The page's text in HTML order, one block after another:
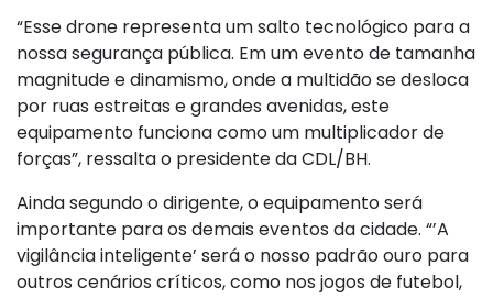
“Esse drone representa um salto tecnológico para a
nossa segurança pública. Em um evento de tamanha
magnitude e dinamismo, onde a multidão se desloca
por ruas estreitas e grandes avenidas, este
equipamento funciona como um multiplicador de
forças”, ressalta o presidente da CDL/BH.
Ainda segundo o dirigente, o equipamento será
importante para os demais eventos da cidade. “’A
vigilância inteligente’ será o nosso padrão ouro para
outros cenários críticos, como nos jogos de futebol,